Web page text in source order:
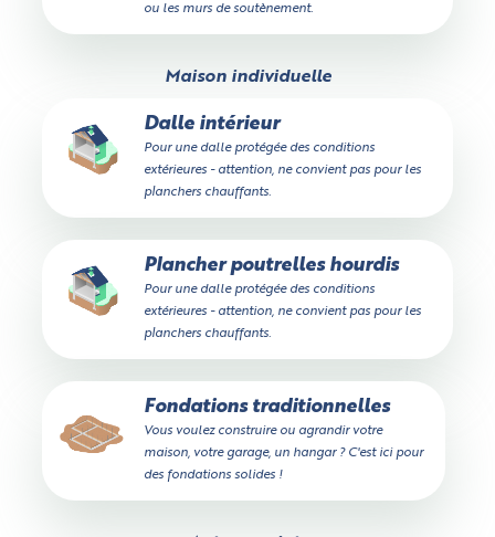
ou les murs de soutènement.
Maison individuelle
Dalle intérieur
Pour une dalle protégée des conditions
extérieures - attention, ne convient pas pour les
planchers chauffants.
Plancher poutrelles hourdis
Pour une dalle protégée des conditions
extérieures - attention, ne convient pas pour les
planchers chauffants.
Fondations traditionnelles
Vous voulez construire ou agrandir votre
maison, votre garage, un hangar ? C'est ici pour
des fondations solides !